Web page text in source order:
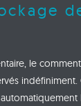
le